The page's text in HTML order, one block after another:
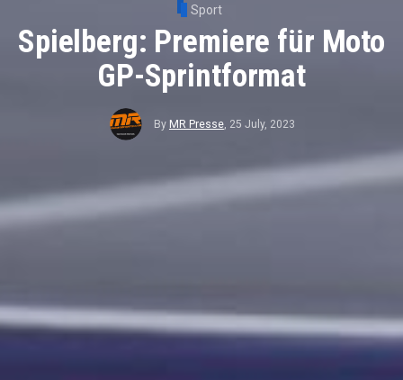
Sport
Spielberg: Premiere für Moto
GP-Sprintformat
By MR Presse, 25 July, 2023